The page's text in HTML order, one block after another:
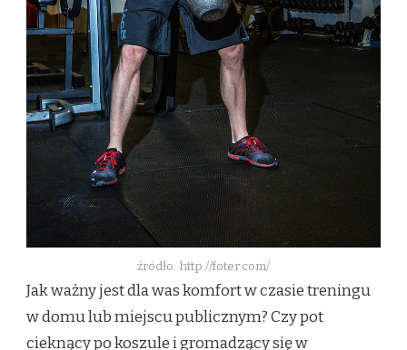
źródło: http://foter.com/
Jak ważny jest dla was komfort w czasie treningu
w domu lub miejscu publicznym? Czy pot
cieknący po koszule i gromadzący się w